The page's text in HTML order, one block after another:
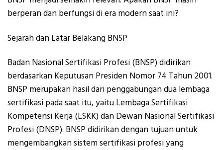
berperan dan berfungsi di era modern saat ini?
Sejarah dan Latar Belakang BNSP
Badan Nasional Sertifikasi Profesi (BNSP) didirikan
berdasarkan Keputusan Presiden Nomor 74 Tahun 2001.
BNSP merupakan hasil dari penggabungan dua lembaga
sertifikasi pada saat itu, yaitu Lembaga Sertifikasi
Kompetensi Kerja (LSKK) dan Dewan Nasional Sertifikasi
Profesi (DNSP). BNSP didirikan dengan tujuan untuk
mengembangkan sistem sertifikasi profesi yang